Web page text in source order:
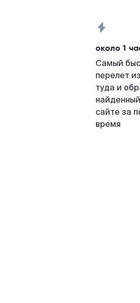
около 1
Самый
перелет
туда и
сайте за
время